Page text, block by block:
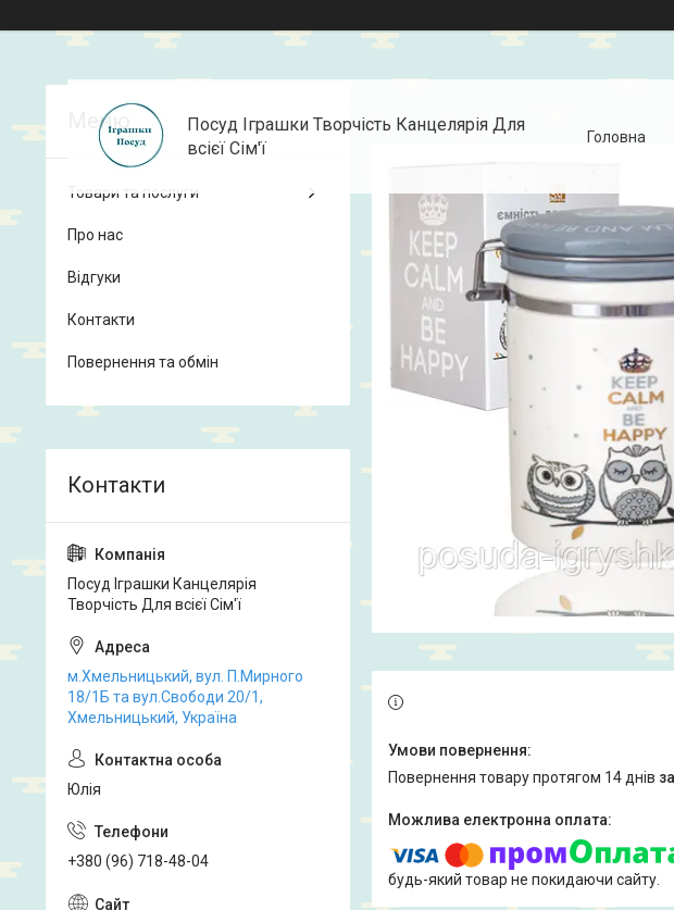
Посуд Іграшки Творчість Канцелярія Для
всієї Сім'ї
Головна
повернення товару протягом 14 днів
будь-який товар не покидаючи сайту.
Товари та послуги
Про нас
Відгуки
Контакти
Повернення та обмін
Посуд Іграшки Канцелярія
Творчість Для всієї Сім'ї
м.Хмельницький, вул. П.Мирного
18/1Б та вул.Свободи 20/1,
Хмельницький, Україна
Юлія
+380 (96) 718-48-04